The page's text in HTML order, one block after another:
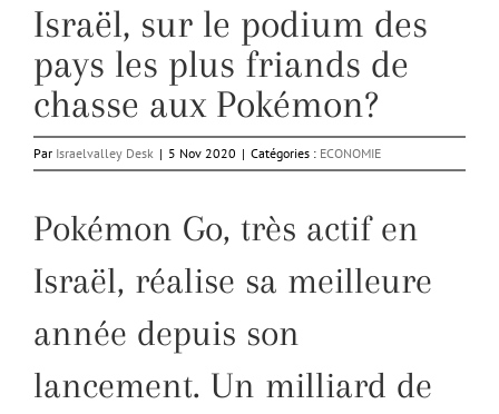
Israël, sur le podium des
pays les plus friands de
chasse aux Pokémon?
Par Israelvalley Desk | 5 Nov 2020 | Catégories : ECONOMIE
Pokémon Go, très actif en
Israël, réalise sa meilleure
année depuis son
lancement. Un milliard de